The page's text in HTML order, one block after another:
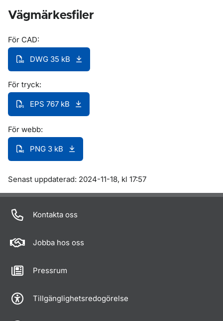
Vägmärkesfiler
För CAD:
DWG 35 kB
För tryck:
EPS 767 kB
För webb:
PNG 3 kB
Om sidan
Senast uppdaterad: 2024-11-18, kl 17:57
Kontakta oss
Jobba hos oss
Pressrum
Tillgänglighetsredogörelse